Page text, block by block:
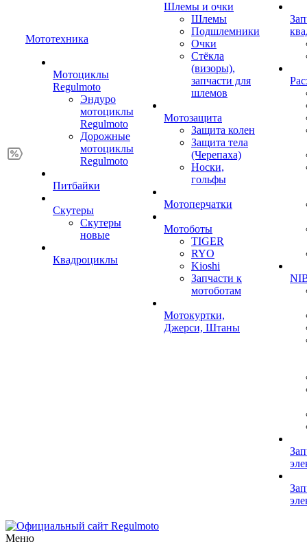
Мототехника
Мотоциклы
Regulmoto
Эндуро
мотоциклы
Regulmoto
Дорожные
мотоциклы
Regulmoto
Питбайки
Скутеры
Скутеры
новые
Квадроциклы
Шлемы и очки
Шлемы
Подшлемники
Очки
Стёкла
(визоры),
запчасти для
шлемов
Мотозащита
Защита колен
Защита тела
(Черепаха)
Носки,
гольфы
Мотоперчатки
Мотоботы
TIGER
RYO
Kioshi
Запчасти к
мотоботам
Мотокуртки,
Джерси, Штаны
Меню